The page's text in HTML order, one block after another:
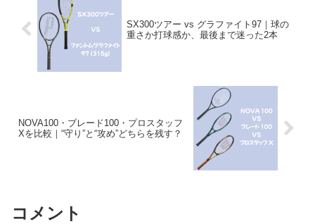
SX300ツアー vs グラファイト97｜球の
重さか打球感か、最後まで迷った2本
NOVA100・ブレード100・プロスタッフ
Xを比較｜“守り”と“攻め”どちらを残す？
コメント